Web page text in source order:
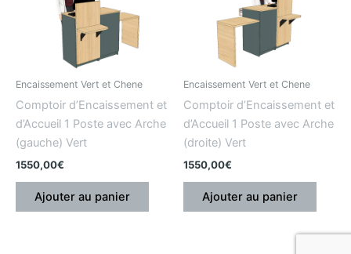
Encaissement Vert et Chene
Comptoir d’Encaissement et
d’Accueil 1 Poste avec Arche
(gauche) Vert
1550,00€
Ajouter au panier
Encaissement Vert et Chene
Comptoir d’Encaissement et
d’Accueil 1 Poste avec Arche
(droite) Vert
1550,00€
Ajouter au panier